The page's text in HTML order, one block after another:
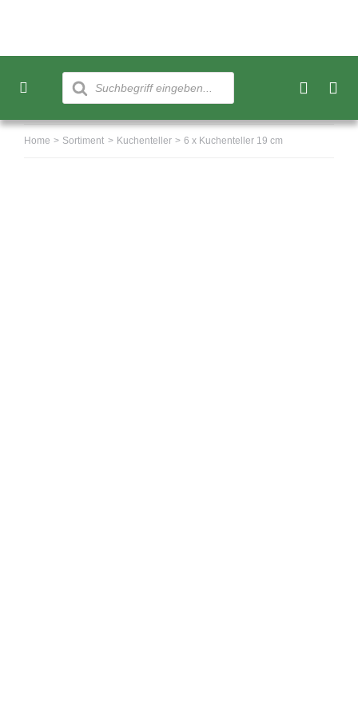
content
Products
search
Toggle
Neu
Home Sortiment Kuchenteller 6 x Kuchenteller 19 cm